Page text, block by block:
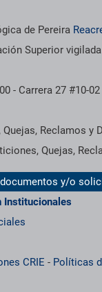
de Pereira
Superior
- Carrera 27 #10-
Reclamos y
Quejas,
documentos y/o
Institucionales
CRIE - Políticas